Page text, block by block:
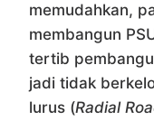
memudahkan,
membangun
tertib
jadi tidak
lurus (Radial